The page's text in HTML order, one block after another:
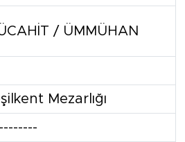
/ ÜMMÜHAN
Mezarlığı